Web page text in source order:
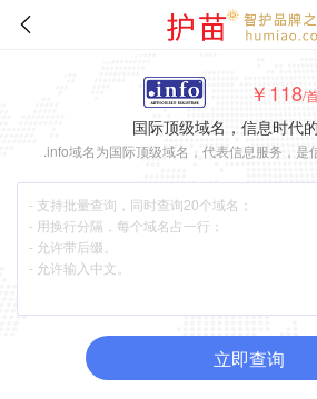
￥118/
国际顶级域名，信息时代
.info域名为国际顶级域名，代表信息服务，是
立即查询